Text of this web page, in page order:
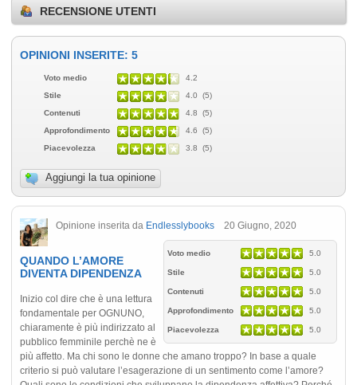
RECENSIONE UTENTI
OPINIONI INSERITE: 5
Voto medio
4.2
Stile
4.0 (5)
Contenuti
4.8 (5)
Approfondimento
4.6 (5)
Piacevolezza
3.8 (5)
Aggiungi la tua opinione
Opinione inserita da Endlesslybooks 20 Giugno, 2020
Voto medio 5.0
Stile 5.0
Contenuti 5.0
Approfondimento 5.0
Piacevolezza 5.0
QUANDO L’AMORE
DIVENTA DIPENDENZA
Inizio col dire che è una lettura
fondamentale per OGNUNO,
chiaramente è più indirizzato al
pubblico femminile perchè ne è
più affetto. Ma chi sono le donne che amano troppo? In base a quale
criterio si può valutare l’esagerazione di un sentimento come l’amore?